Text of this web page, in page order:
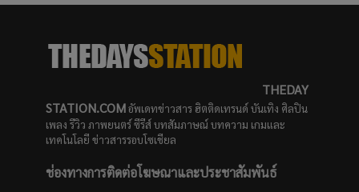
THEDAY
STATION.COM อัพเดทข่าวสาร ฮิตติดเทรนด์ บันเทิง ศิลปิน
เพลง รีวิว ภาพยนตร์ ซีรีส์ บทสัมภาษณ์ บทความ เกมและ
เทคโนโลยี ข่าวสารรอบโซเชียล
ช่องทางการติดต่อโฆษณาและประชาสัมพันธ์